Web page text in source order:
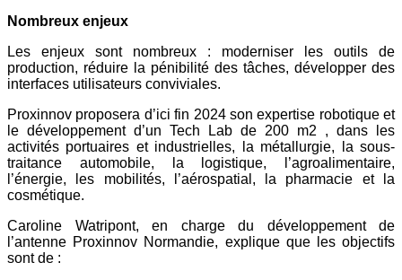
Nombreux enjeux
Les enjeux sont nombreux : moderniser les outils de
production, réduire la pénibilité des tâches, développer des
interfaces utilisateurs conviviales.
Proxinnov proposera d’ici fin 2024 son expertise robotique et
le développement d’un Tech Lab de 200 m2 , dans les
activités portuaires et industrielles, la métallurgie, la sous-
traitance automobile, la logistique, l’agroalimentaire,
l’énergie, les mobilités, l’aérospatial, la pharmacie et la
cosmétique.
Caroline Watripont, en charge du développement de
l’antenne Proxinnov Normandie, explique que les objectifs
sont de :